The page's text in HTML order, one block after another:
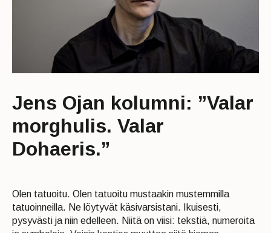
Jens Ojan kolumni: ”Valar
morghulis. Valar
Dohaeris.”
Olen tatuoitu. Olen tatuoitu mustaakin mustemmilla
tatuoinneilla. Ne löytyvät käsivarsistani. Ikuisesti,
pysyvästi ja niin edelleen. Niitä on viisi: tekstiä, numeroita